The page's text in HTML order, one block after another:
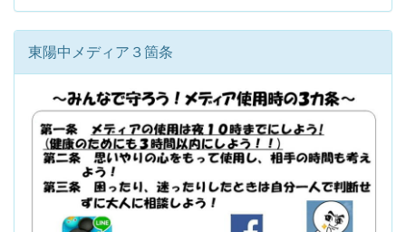
東陽中メディア３箇条